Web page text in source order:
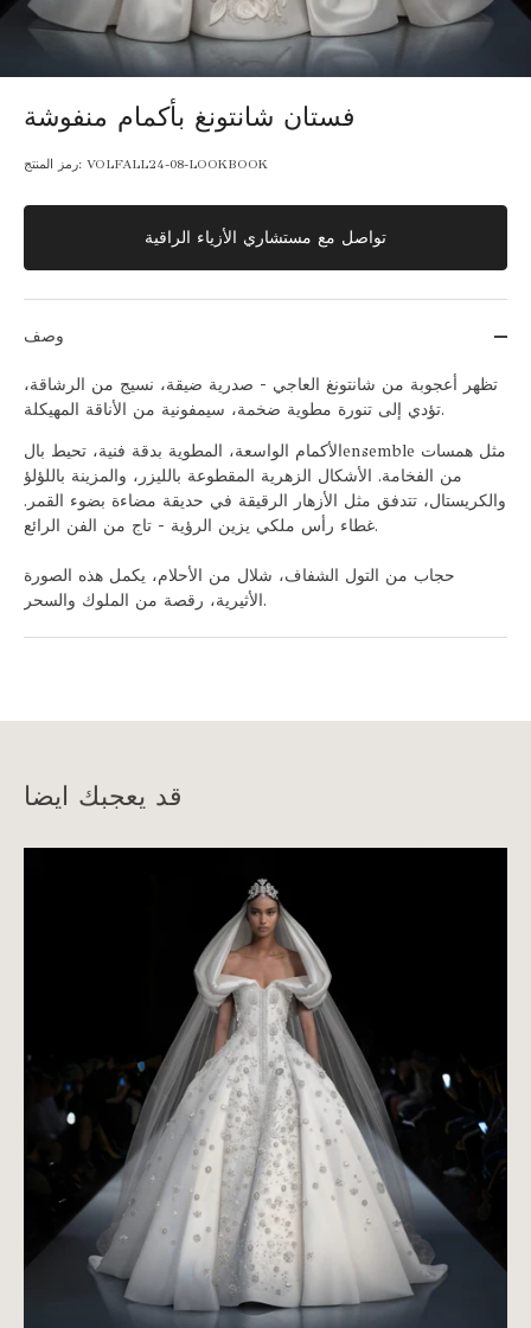
فستان شانتونغ بأكمام منفوشة
رمز المنتج: VOLFALL24-08-LOOKBOOK
تواصل مع مستشاري الأزياء الراقية
وصف
تظهر أعجوبة من شانتونغ العاجي - صدرية ضيقة، نسيج من الرشاقة،
تؤدي إلى تنورة مطوية ضخمة، سيمفونية من الأناقة المهيكلة.
الأكمام الواسعة، المطوية بدقة فنية، تحيط بالensemble مثل همسات
من الفخامة. الأشكال الزهرية المقطوعة بالليزر، والمزينة باللؤلؤ
والكريستال، تتدفق مثل الأزهار الرقيقة في حديقة مضاءة بضوء القمر.
غطاء رأس ملكي يزين الرؤية - تاج من الفن الرائع.
حجاب من التول الشفاف، شلال من الأحلام، يكمل هذه الصورة
الأثيرية، رقصة من الملوك والسحر.
قد يعجبك ايضا